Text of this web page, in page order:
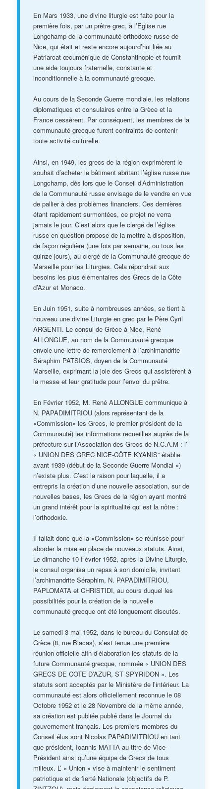
En Mars 1933, une divine liturgie est faite pour la
première fois, par un prêtre grec, à l’Eglise rue
Longchamp de la communauté orthodoxe russe de
Nice, qui était et reste encore aujourd’hui liée au
Patriarcat œcuménique de Constantinople et fournit
une aide toujours fraternelle, constante et
inconditionnelle à la communauté grecque.
Au cours de la Seconde Guerre mondiale, les relations
diplomatiques et consulaires entre la Grèce et la
France cessèrent. Par conséquent, les membres de la
communauté grecque furent contraints de contenir
toute activité culturelle.
Ainsi, en 1949, les grecs de la région exprimèrent le
souhait d’acheter le bâtiment abritant l’église russe rue
Longchamp, dès lors que le Conseil d’Administration
de la Communauté russe envisage de le vendre en vue
de pallier à des problèmes financiers. Ces dernières
étant rapidement surmontées, ce projet ne verra
jamais le jour. C’est alors que le clergé de l’église
russe en question propose de la mettre à disposition,
de façon régulière (une fois par semaine, ou tous les
quinze jours), au clergé de la Communauté grecque de
Marseille pour les Liturgies. Cela répondrait aux
besoins les plus élémentaires des Grecs de la Côte
d’Azur et Monaco.
En Juin 1951, suite à nombreuses années, se tient à
nouveau une divine Liturgie en grec par le Père Cyril
ARGENTI. Le consul de Grèce à Nice, René
ALLONGUE, au nom de la Communauté grecque
envoie une lettre de remerciement à l’archimandrite
Séraphim PATSIOS, doyen de la Communauté
Marseille, exprimant la joie des Grecs qui assistèrent à
la messe et leur gratitude pour l’envoi du prêtre.
En Février 1952, M. René ALLONGUE communique à
N. PAPADIMITRIOU (alors représentant de la
«Commission» les Grecs, le premier président de la
Communauté) les informations recueillies auprès de la
préfecture sur l’Association des Grecs de N.C.A.M : l’
« UNION DES GREC NICE-CÔTE KYANIS” établie
avant 1939 (début de la Seconde Guerre Mondial »)
n’existe plus. C’est la raison pour laquelle, il a
entrepris la création d’une nouvelle association, sur de
nouvelles bases, les Grecs de la région ayant montré
un grand intérêt pour la spiritualité qui est la nôtre :
l’orthodoxie.
Il fallait donc que la «Commission» se réunisse pour
aborder la mise en place de nouveaux statuts. Ainsi,
Le dimanche 10 Février 1952, après la Divine Liturgie,
le consul organisa un repas à son domicile, invitant
l’archimandrite Séraphim, N. PAPADIMITRIOU,
PAPLOMATA et CHRISTIDI, au cours duquel les
possibilités pour la création de la nouvelle
communauté grecque ont été longuement discutés.
Le samedi 3 mai 1952, dans le bureau du Consulat de
Grèce (8, rue Blacas), s’est tenue une première
réunion officielle afin d’élaboration les statuts de la
future Communauté grecque, nommée « UNION DES
GRECS DE COTE D’AZUR, ST SPYRIDON ». Les
statuts sont acceptés par le Ministère de l’intérieur. La
communauté est alors officiellement reconnue le 08
Octobre 1952 et le 28 Novembre de la même année,
sa création est publiée publié dans le Journal du
gouvernement français. Les premiers membres du
Conseil élus sont Nicolas PAPADIMITRIOU en tant
que président, Ioannis MATTA au titre de Vice-
Président ainsi qu’une équipe de Grecs de tous
milieux. L’ « Union » vise à maintenir le sentiment
patriotique et de fierté Nationale (objectifs de P.